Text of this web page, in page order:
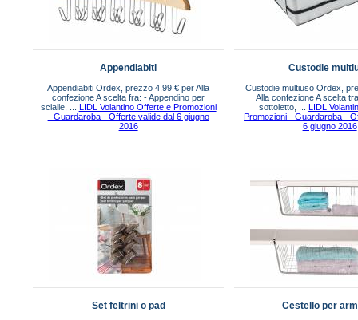
Appendiabiti
Appendiabiti Ordex, prezzo 4,99 € per Alla
confezione A scelta fra: - Appendino per
scialle, ... LIDL Volantino Offerte e Promozioni
- Guardaroba - Offerte valide dal 6 giugno
2016
Custodie
Custodie multiuso Ordex,
Alla confezione A scelta
sottoletto, ...LIDL
Promozioni - Guardaroba -
6 giugno 2016
Set feltrini o pad Cestello per